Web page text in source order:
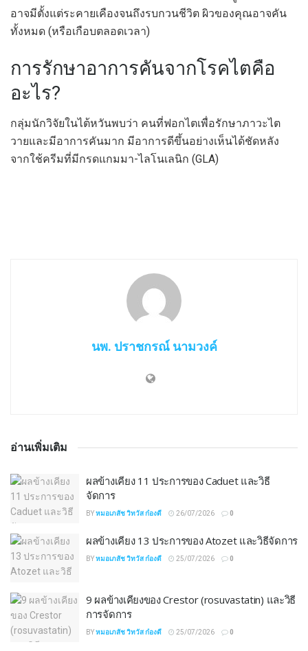
อาจมีตั้งแต่ระคายเคืองจนถึงรบกวนชีวิต ผิวของคุณอาจคัน
ทั้งหมด (หรือเกือบตลอดเวลา)
การรักษาอาการคันจากโรคไตคือ
อะไร?
กลุ่มนักวิจัยในไต้หวันพบว่า คนที่ฟอกไตเพื่อรักษาภาวะไต
วายและมีอาการคันมาก มีอาการดีขึ้นอย่างเห็นได้ชัดหลัง
จากใช้ครีมที่มีกรดแกมมา-ไลโนเลนิก (GLA)
นพ. ปราชกรณ์ นามวงค์
อ่านเพิ่มเติม
ผลข้างเคียง 11 ประการของ Caduet และวิธี
จัดการ
BYหมอเภสัช วิทวัส ก๋องดี 26/07/2026 0
ผลข้างเคียง 13 ประการของ Atozet และวิธีจัดการ
BYหมอเภสัช วิทวัส ก๋องดี 25/07/2026 0
9 ผลข้างเคียงของ Crestor (rosuvastatin) และวิธี
การจัดการ
BYหมอเภสัช วิทวัส ก๋องดี 25/07/2026 0